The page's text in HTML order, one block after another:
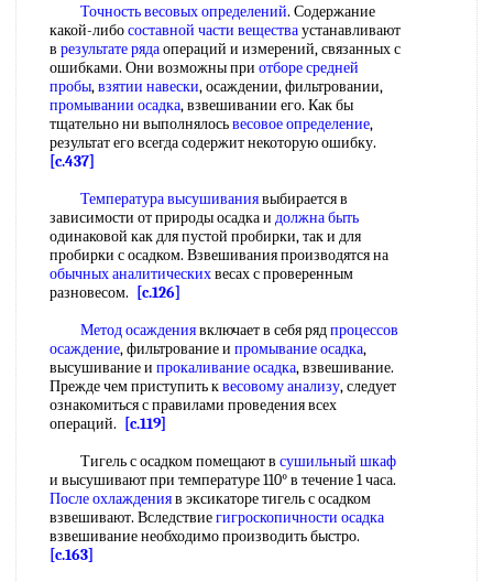
Точность весовых определений. Содержание
какой-либосоставной части веществаустанавливают
в результате рядаопераций и измерений, связанных с
ошибками. Они возможны при отборе средней
пробы,взятии навески, осаждении, фильтровании,
промывании осадка, взвешивании его. Как бы
тщательно ни выполнялосьвесовое определение,
результат его всегда содержит некоторую ошибку.
[c.437]
Температура высушиваниявыбирается в
зависимости от природы осадка и должна быть
одинаковой как для пустой пробирки, так и для
пробирки с осадком. Взвешивания производятся на
обычных аналитическихвесах с проверенным
разновесом.
[c.126]
Метод осаждениявключает в себя рядпроцессов
осаждение, фильтрование и промывание осадка,
высушивание и прокаливание осадка, взвешивание.
Прежде чем приступить квесовому анализу, следует
ознакомиться с правилами проведения всех
операций.
[c.119]
Тигель с осадком помещают в сушильный шкаф
и высушивают при температуре 110° в течение 1 часа.
После охлажденияв эксикаторе тигель с осадком
взвешивают. Вследствиегигроскопичности осадка
взвешивание необходимо производить быстро.
[c.163]